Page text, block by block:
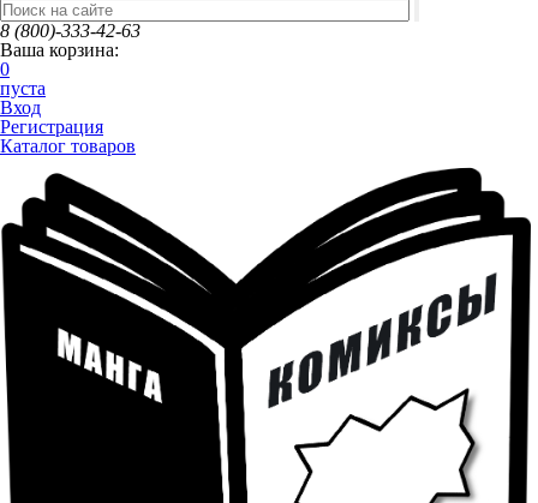
8 (800)-333-42-63
Ваша корзина:
0
пуста
Вход
Регистрация
Каталог товаров